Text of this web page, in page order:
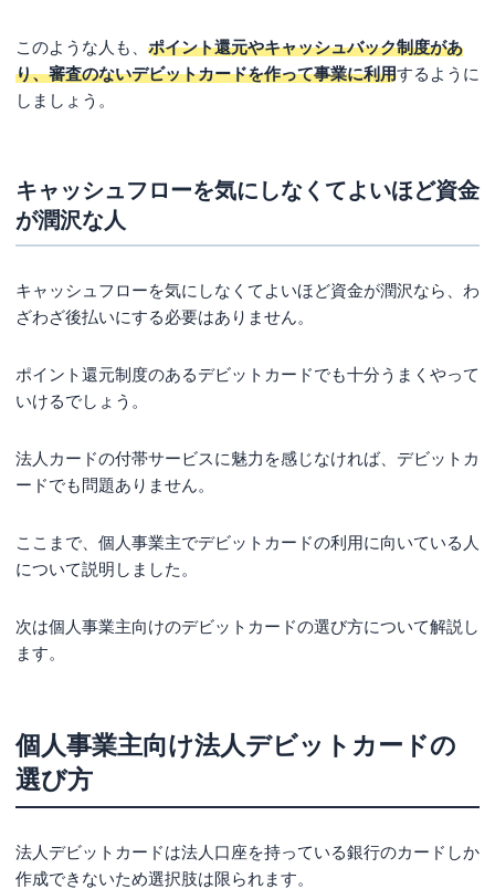
このような人も、 ポイント還元やキャッシュバック制度があ
り、審査のないデビットカードを作って事業に利用するように
しましょう。
キャッシュフローを気にしなくてよいほど資金
が潤沢な人
キャッシュフローを気にしなくてよいほど資金が潤沢なら、わ
ざわざ後払いにする必要はありません。
ポイント還元制度のあるデビットカードでも十分うまくやって
いけるでしょう。
法人カードの付帯サービスに魅力を感じなければ、デビットカ
ードでも問題ありません。
ここまで、個人事業主でデビットカードの利用に向いている人
について説明しました。
次は個人事業主向けのデビットカードの選び方について解説し
ます。
個人事業主向け法人デビットカードの
選び方
法人デビットカードは法人口座を持っている銀行のカードしか
作成できないため選択肢は限られます。